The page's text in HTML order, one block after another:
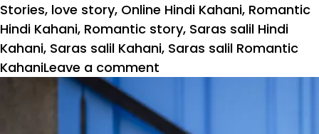
Stories, love story, Online Hindi Kahani, Romantic
Hindi Kahani, Romantic story, Saras salil Hindi
Kahani, Saras salil Kahani, Saras salil Romantic
KahaniLeave a comment
अवनि